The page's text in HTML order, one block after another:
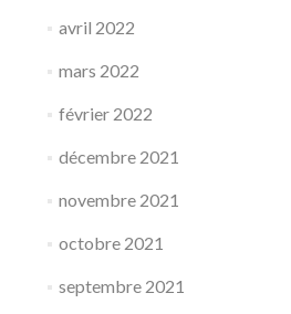
avril 2022
mars 2022
février 2022
décembre 2021
novembre 2021
octobre 2021
septembre 2021